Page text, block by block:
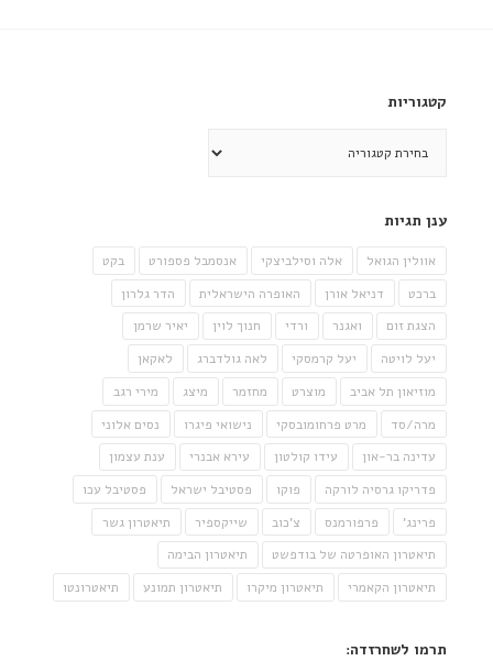
קטגוריות
ענן תגיות
אוולין הגואל אלה וסילביצקי אנסמבל פספורט
בקט
ברכט
דניאל אורן האופרה הישראלית
הדר גלרון
הצגת זום
ואגנר ורדי חנוך לוין
יאיר שרמן
יעל לויטה
יעל קרמסקי לאה גולדברג
לאקאן
מוזיאון תל אביב
מוצרט מחזמר מיצג
מירי רגב
מרה/סד
מרט פרחומובסקי נישואי פיגרו
נסים אלוני
עדינה בר-און
עידו קולטון עירא אבנרי
ענת עצמון
פדריקו גרסיה לורקה
פוקו פסטיבל ישראל
פסטיבל עכו
פרינג'
פרפורמנס צ'כוב שייקספיר
תיאטרון גשר
תיאטרון האופרטה של בודפשט
תיאטרון הבימה
תיאטרון הקאמרי
תיאטרון מיקרו תיאטרון תמונע תיאטרונטו
תרמו לשחרזדה: